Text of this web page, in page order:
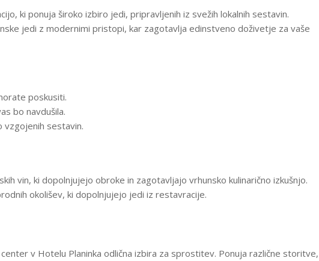
ki ponuja široko izbiro jedi, pripravljenih iz svežih lokalnih sestavin.
jedi z modernimi pristopi, kar zagotavlja edinstveno doživetje za vaše
poskusiti.
bo navdušila.
vzgojenih sestavin.
vin, ki dopolnjujejo obroke in zagotavljajo vrhunsko kulinarično izkušnjo.
okolišev, ki dopolnjujejo jedi iz restavracije.
v Hotelu Planinka odlična izbira za sprostitev. Ponuja različne storitve,